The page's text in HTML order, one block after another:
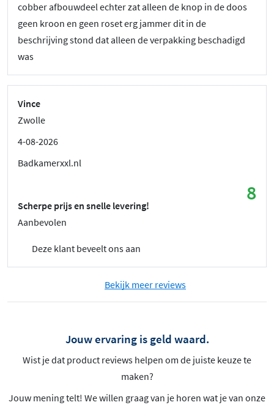
cobber afbouwdeel echter zat alleen de knop in de doos
geen kroon en geen roset erg jammer dit in de
beschrijving stond dat alleen de verpakking beschadigd
was
Vince
Zwolle
4-08-2026
Badkamerxxl.nl
8
Scherpe prijs en snelle levering!
Aanbevolen
Deze klant beveelt ons aan
Bekijk meer reviews
Jouw ervaring is geld waard.
Wist je dat product reviews helpen om de juiste keuze te
maken?
Jouw mening telt! We willen graag van je horen wat je van onze